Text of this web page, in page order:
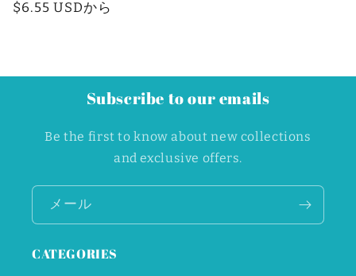
常
ー
$6.55 USDから
Subscribe to our emails
Be the first to know about new collections
and exclusive offers.
メール
CATEGORIES